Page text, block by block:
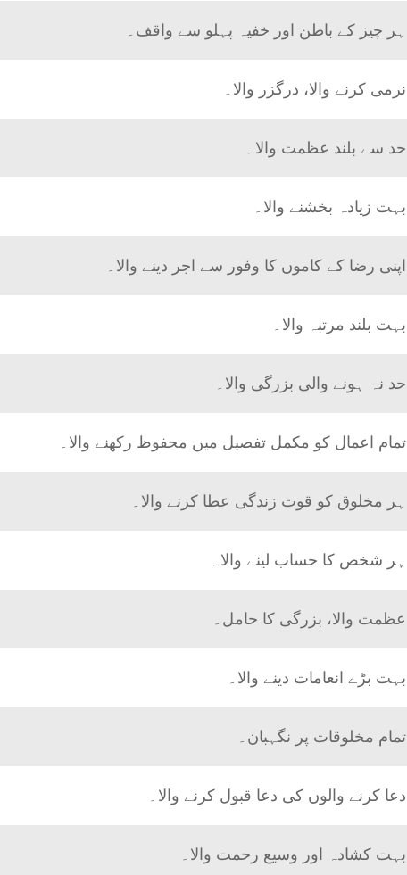
ہر چیز کے باطن اور خفیہ پہلو سے واقف۔
نرمی کرنے والا، درگزر والا۔
حد سے بلند عظمت والا۔
بہت زیادہ بخشنے والا۔
اپنی رضا کے کاموں کا وفور سے اجر دینے والا۔
بہت بلند مرتبہ والا۔
حد نہ ہونے والی بزرگی والا۔
تمام اعمال کو مکمل تفصیل میں محفوظ رکھنے والا۔
ہر مخلوق کو قوت زندگی عطا کرنے والا۔
ہر شخص کا حساب لینے والا۔
عظمت والا، بزرگی کا حامل۔
بہت بڑے انعامات دینے والا۔
تمام مخلوقات پر نگہبان۔
دعا کرنے والوں کی دعا قبول کرنے والا۔
بہت کشادہ اور وسیع رحمت والا۔